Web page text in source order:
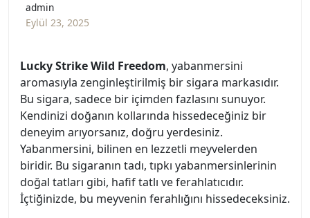
admin
Eylül 23, 2025
Lucky Strike Wild Freedom, yabanmersini
aromasıyla zenginleştirilmiş bir sigara markasıdır.
Bu sigara, sadece bir içimden fazlasını sunuyor.
Kendinizi doğanın kollarında hissedeceğiniz bir
deneyim arıyorsanız, doğru yerdesiniz.
Yabanmersini, bilinen en lezzetli meyvelerden
biridir. Bu sigaranın tadı, tıpkı yabanmersinlerinin
doğal tatları gibi, hafif tatlı ve ferahlatıcıdır.
İçtiğinizde, bu meyvenin ferahlığını hissedeceksiniz.